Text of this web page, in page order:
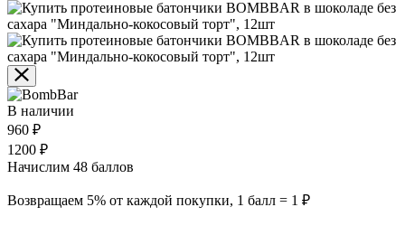
В наличии
960 ₽
1200 ₽
Начислим 48 баллов
Возвращаем 5% от каждой покупки, 1 балл = 1 ₽